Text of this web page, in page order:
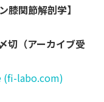
膝関節解剖学】
切（アーカイブ受
(fi-labo.com)